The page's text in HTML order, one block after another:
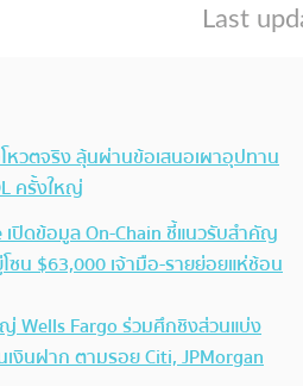
หวตจริง ลุ้นผ่านข้อเสนอเผาอุปทาน
ครั้งใหญ่
เปิดข้อมูล On-Chain ชี้แนวรับสำคัญ
ซน $63,000 เจ้ามือ-รายย่อยแห่ช้อน
Wells Fargo ร่วมศึกชิงส่วนแบ่ง
เงินฝาก ตามรอย Citi, JPMorgan